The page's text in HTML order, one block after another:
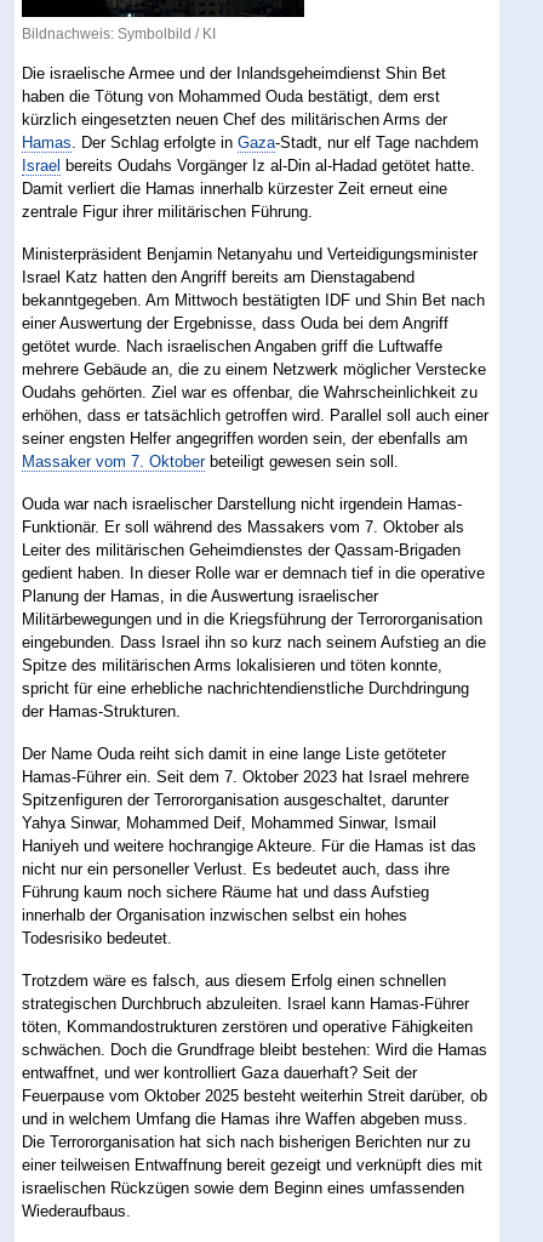
Bildnachweis: Symbolbild / KI
Die israelische Armee und der Inlandsgeheimdienst Shin Bet
haben die Tötung von Mohammed Ouda bestätigt, dem erst
kürzlich eingesetzten neuen Chef des militärischen Arms der
Hamas . Der Schlag erfolgte inGaza-Stadt, nur elf Tage nachdem
Israel bereits Oudahs Vorgänger Iz al-Din al-Hadad getötet hatte.
Damit verliert die Hamas innerhalb kürzester Zeit erneut eine
zentrale Figur ihrer militärischen Führung.
Ministerpräsident Benjamin Netanyahu und Verteidigungsminister
Israel Katz hatten den Angriff bereits am Dienstagabend
bekanntgegeben. Am Mittwoch bestätigten IDF und Shin Bet nach
einer Auswertung der Ergebnisse, dass Ouda bei dem Angriff
getötet wurde. Nach israelischen Angaben griff die Luftwaffe
mehrere Gebäude an, die zu einem Netzwerk möglicher Verstecke
Oudahs gehörten. Ziel war es offenbar, die Wahrscheinlichkeit zu
erhöhen, dass er tatsächlich getroffen wird. Parallel soll auch einer
seiner engsten Helfer angegriffen worden sein, der ebenfalls am
Massaker vom 7. Oktoberbeteiligt gewesen sein soll.
Ouda war nach israelischer Darstellung nicht irgendein Hamas-
Funktionär. Er soll während des Massakers vom 7. Oktober als
Leiter des militärischen Geheimdienstes der Qassam-Brigaden
gedient haben. In dieser Rolle war er demnach tief in die operative
Planung der Hamas, in die Auswertung israelischer
Militärbewegungen und in die Kriegsführung der Terrororganisation
eingebunden. Dass Israel ihn so kurz nach seinem Aufstieg an die
Spitze des militärischen Arms lokalisieren und töten konnte,
spricht für eine erhebliche nachrichtendienstliche Durchdringung
der Hamas-Strukturen.
Der Name Ouda reiht sich damit in eine lange Liste getöteter
Hamas-Führer ein. Seit dem 7. Oktober 2023 hat Israel mehrere
Spitzenfiguren der Terrororganisation ausgeschaltet, darunter
Yahya Sinwar, Mohammed Deif, Mohammed Sinwar, Ismail
Haniyeh und weitere hochrangige Akteure. Für die Hamas ist das
nicht nur ein personeller Verlust. Es bedeutet auch, dass ihre
Führung kaum noch sichere Räume hat und dass Aufstieg
innerhalb der Organisation inzwischen selbst ein hohes
Todesrisiko bedeutet.
Trotzdem wäre es falsch, aus diesem Erfolg einen schnellen
strategischen Durchbruch abzuleiten. Israel kann Hamas-Führer
töten, Kommandostrukturen zerstören und operative Fähigkeiten
schwächen. Doch die Grundfrage bleibt bestehen: Wird die Hamas
entwaffnet, und wer kontrolliert Gaza dauerhaft? Seit der
Feuerpause vom Oktober 2025 besteht weiterhin Streit darüber, ob
und in welchem Umfang die Hamas ihre Waffen abgeben muss.
Die Terrororganisation hat sich nach bisherigen Berichten nur zu
einer teilweisen Entwaffnung bereit gezeigt und verknüpft dies mit
israelischen Rückzügen sowie dem Beginn eines umfassenden
Wiederaufbaus.